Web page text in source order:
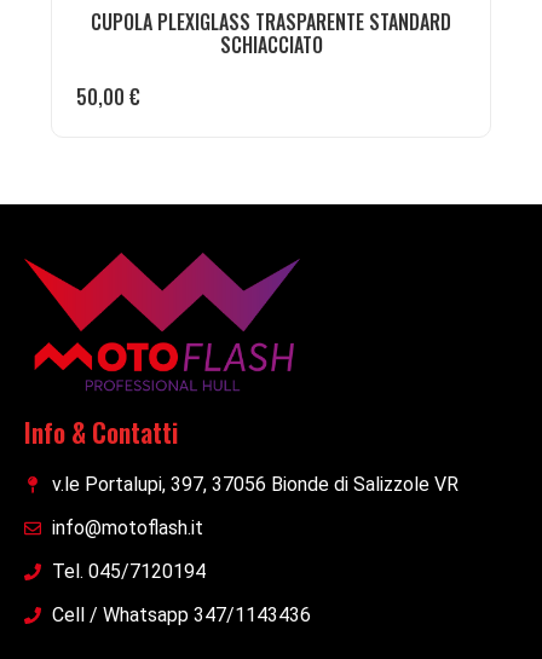
CUPOLA PLEXIGLASS TRASPARENTE STANDARD
SCHIACCIATO
50,00 €
Info & Contatti
v.le Portalupi, 397, 37056 Bionde di Salizzole VR
info@motoflash.it
Tel. 045/7120194
Cell / Whatsapp 347/1143436